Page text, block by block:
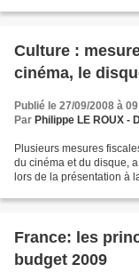
Culture :
cinéma, le
Publié le 27/09/2008 à
Par Philippe LE ROUX -
Plusieurs mesures
du cinéma et du disque,
lors de la présentation à
France: les
budget 2009